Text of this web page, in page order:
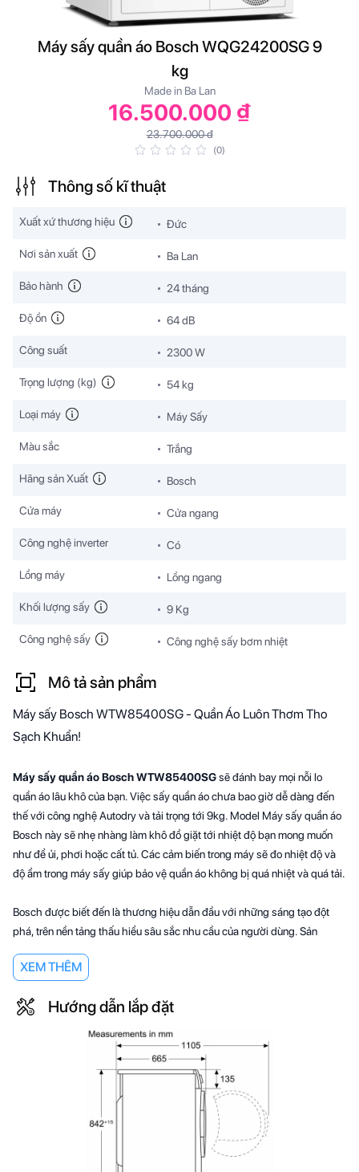
Máy sấy quần áo Bosch WQG24200SG 9
kg
Made in Ba Lan
16.500.000 ₫
23.700.000 đ
(0)
Thông số kĩ thuật
Xuất xứ thương hiệu Đức
Nơi sản xuất Ba Lan
Bảo hành 24 tháng
Độ ồn 64 dB
Công suất 2300 W
Trọng lượng (kg) 54 kg
Loại máy Máy Sấy
Màu sắc Trắng
Hãng sản Xuất Bosch
Cửa máy Cửa ngang
Công nghệ inverter Có
Lồng máy Lồng ngang
Khối lượng sấy 9 Kg
Công nghệ sấy Công nghệ sấy bơm nhiệt
Mô tả sản phẩm
Máy sấy Bosch WTW85400SG - Quần Áo Luôn Thơm Tho
Sạch Khuẩn!
Máy sấy quần áo Bosch WTW85400SGsẽ đánh bay mọi nỗi lo
quần áo lâu khô của bạn. Việc sấy quần áo chưa bao giờ dễ dàng đến
thế với công nghệ Autodry và tải trọng tới 9kg. Model Máy sấy quần áo
Bosch này sẽ nhẹ nhàng làm khô đồ giặt tới nhiệt độ bạn mong muốn
như để ủi, phơi hoặc cất tủ. Các cảm biến trong máy sẽ đo nhiệt độ và
độ ẩm trong máy sấy giúp bảo vệ quần áo không bị quá nhiệt và quá tải.
Bosch được biết đến là thương hiệu dẫn đầu với những sáng tạo đột
phá, trên nền tảng thấu hiểu sâu sắc nhu cầu của người dùng. Sản
cho triết lý sáng tạo đó. Khi bảo vệ sức khỏe trở thành xu hướng, Bosch
Active Oxygen - loại bỏ đến 99,99% vi khuẩn.
XEM THÊM
Hướng dẫn lắp đặt